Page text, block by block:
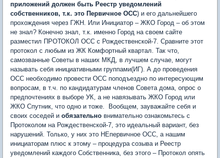
приложений должен быть Реестр уведомлений
собственников, т.к. это Первичное ОСС) и его дальнейшего
прохождения через ГЖН. Или Инициатор – ЖКО Город – об этом
не знал? Конечно знал, т.к. именно Город на своем сайте
разместил ПРОТОКОЛ ОСС с Рождественской-7. Сравните этот
протокол с любым из ЖК Комфортный квартал. Так что,
самозванные Советы в наших МКД, в лучшем случае, могут
называть себя инициативными группами(ИГ). А до проведения
ОСС необходимо провести ОСС поподъездно по интересующим
вопросам, в т.ч. по кандидатурам членов Совета дома, опрос о
предпочтениях в выборе УК, а не навязывать ЖКО Город или
ЖКО Спутник, что одно и тоже. Вообщем, зауважайте себя и
своих соседей и обязательно внимательно ознакомьтесь с
Протоколом на Рождественской-7, это идеальный вариант, без
нарушений. Только, у них это НЕпервичное ОСС, а нашим
инициаторам плюс к этому – процедура созыва и Реестр
уведомлений каждого Собственника, без этого – Протокол опять